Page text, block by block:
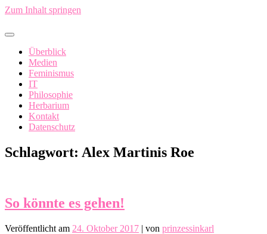
Zum Inhalt springen
Überblick
Medien
Feminismus
IT
Philosophie
Herbarium
Kontakt
Datenschutz
Schlagwort: Alex Martinis Roe
So könnte es gehen!
Veröffentlicht am 24. Oktober 2017 | von prinzessinkarl